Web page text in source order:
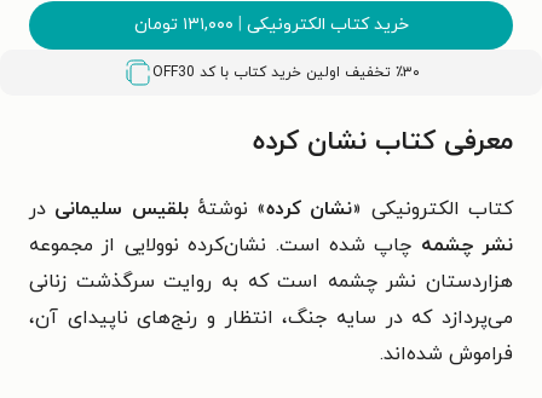
خرید کتاب الکترونیکی | ۱۳۱,۰۰۰ تومان
٪۳۰ تخفیف اولین خرید کتاب با کد OFF30
معرفی کتاب نشان کرده
کتاب الکترونیکی «نشان کرده» نوشتهٔبلقیس سلیمانی در
نشر چشمه چاپ شده است. نشان‌کرده نوولایی از مجموعه
هزاردستان نشر چشمه است که به روایت سرگذشت زنانی
می‌پردازد که در سایه جنگ، انتظار و رنج‌های ناپیدای آن،
فراموش شده‌اند.